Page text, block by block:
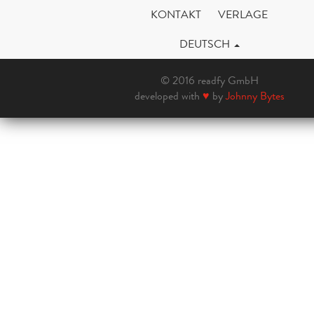
KONTAKT
VERLAGE
DEUTSCH
© 2016 readfy GmbH
developed with ♥ byJohnny Bytes